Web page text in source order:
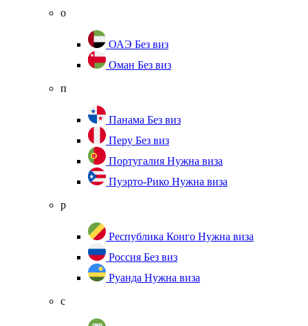
о
ОАЭ Без виз
Оман Без виз
п
Панама Без виз
Перу Без виз
Португалия Нужна виза
Пуэрто-Рико Нужна виза
р
Республика Конго Нужна виза
Россия Без виз
Руанда Нужна виза
с